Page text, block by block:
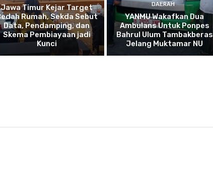
Jawa Timur Kejar Target
Rumah, Sekda Sebut
Data, Pendamping, dan
Skema Pembiayaan jadi
Kunci
DAERAH
YANMU Wakafkan Dua
Ambulans Untuk Ponpes
Bahrul Ulum Tambakberas
Jelang Muktamar NU